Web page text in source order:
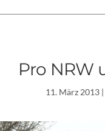
Pro NRW
11. März 2013